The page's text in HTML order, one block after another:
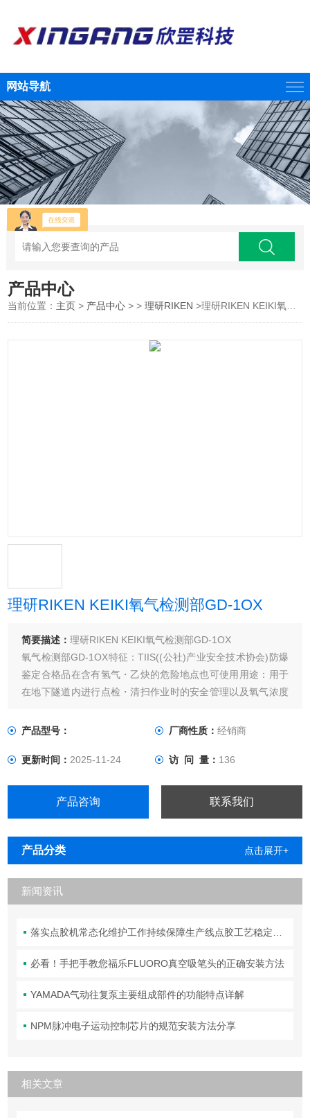
网站导航
产品中心
当前位置： 主页 > 产品中心 > >理研RIKEN >理研RIKEN KEIKI氧气检测部GD-1OX
理研RIKEN KEIKI氧气检测部GD-1OX
简要描述：理研RIKEN KEIKI氧气检测部GD-1OX
氧气检测部GD-1OX特征：TIIS((公社)产业安全技术协会)防爆
鉴定合格品在含有氢气・乙炔的危险地点也可使用用途：用于
在地下隧道内进行点检・清扫作业时的安全管理以及氧气浓度
规格需搭配安全保持器（齐纳屏障）进行使用。※点击型号可
1OX扩散式
产品型号： 厂商性质： 经销商
更新时间：2025-11-24 访 问 量： 136
产品咨询 联系我们
产品分类 点击展开+
新闻资讯
落实点胶机常态化维护工作持续保障生产线点胶工艺稳定合规
必看！手把手教您福乐FLUORO真空吸笔头的正确安装方法
YAMADA气动往复泵主要组成部件的功能特点详解
NPM脉冲电子运动控制芯片的规范安装方法分享
相关文章